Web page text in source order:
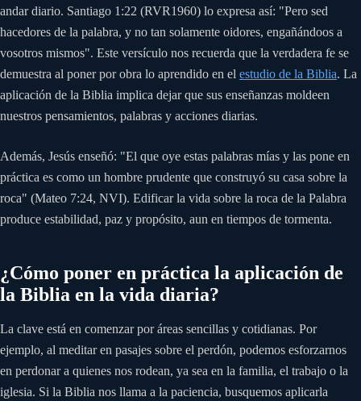
andar diario. Santiago 1:22 (RVR1960) lo expresa así: "Pero sed
hacedores de la palabra, y no tan solamente oidores, engañándoos a
vosotros mismos". Este versículo nos recuerda que la verdadera fe se
demuestra al poner por obra lo aprendido en el estudio de la Biblia. La
aplicación de la Biblia implica dejar que sus enseñanzas moldeen
nuestros pensamientos, palabras y acciones diarias.
Además, Jesús enseñó: "El que oye estas palabras mías y las pone en
práctica es como un hombre prudente que construyó su casa sobre la
roca" (Mateo 7:24, NVI). Edificar la vida sobre la roca de la Palabra
produce estabilidad, paz y propósito, aun en tiempos de tormenta.
¿Cómo poner en práctica la aplicación de
la Biblia en la vida diaria?
La clave está en comenzar por áreas sencillas y cotidianas. Por
ejemplo, al meditar en pasajes sobre el perdón, podemos esforzarnos
en perdonar a quienes nos rodean, ya sea en la familia, el trabajo o la
iglesia. Si la Biblia nos llama a la paciencia, busquemos aplicarla